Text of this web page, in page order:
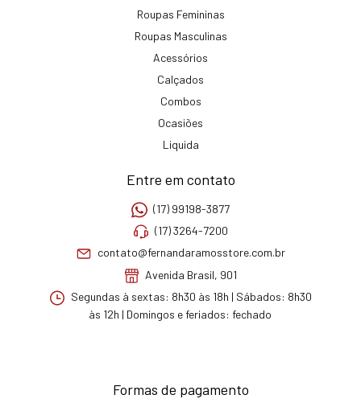
Roupas Femininas
Roupas Masculinas
Acessórios
Calçados
Combos
Ocasiões
Liquida
Entre em contato
(17) 99198-3877
(17) 3264-7200
contato@fernandaramosstore.com.br
Avenida Brasil, 901
Segundas à sextas: 8h30 às 18h | Sábados: 8h30
às 12h | Domingos e feriados: fechado
Formas de pagamento